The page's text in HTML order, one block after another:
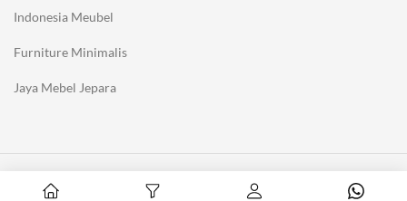
Indonesia Meubel
Furniture Minimalis
Jaya Mebel Jepara